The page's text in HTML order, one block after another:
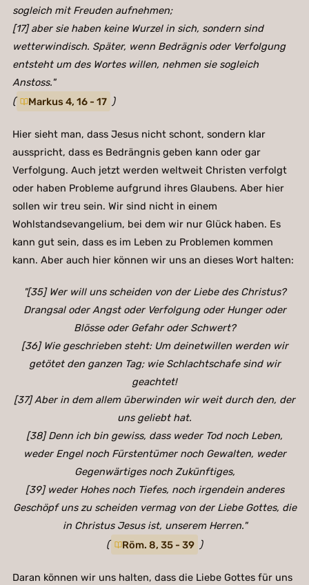
sogleich mit Freuden aufnehmen;
[17] aber sie haben keine Wurzel in sich, sondern sind
wetterwindisch. Später, wenn Bedrägnis oder Verfolgung
entsteht um des Wortes willen, nehmen sie sogleich
Anstoss."
(
Markus 4, 16 - 17 )
Hier sieht man, dass Jesus nicht schont, sondern klar
ausspricht, dass es Bedrängnis geben kann oder gar
Verfolgung. Auch jetzt werden weltweit Christen verfolgt
oder haben Probleme aufgrund ihres Glaubens. Aber hier
sollen wir treu sein. Wir sind nicht in einem
Wohlstandsevangelium, bei dem wir nur Glück haben. Es
kann gut sein, dass es im Leben zu Problemen kommen
kann. Aber auch hier können wir uns an dieses Wort halten:
"[35] Wer will uns scheiden von der Liebe des Christus?
Drangsal oder Angst oder Verfolgung oder Hunger oder
Blösse oder Gefahr oder Schwert?
[36] Wie geschrieben steht: Um deinetwillen werden wir
getötet den ganzen Tag; wie Schlachtschafe sind wir
geachtet!
[37] Aber in dem allem überwinden wir weit durch den, der
uns geliebt hat.
[38] Denn ich bin gewiss, dass weder Tod noch Leben,
weder Engel noch Fürstentümer noch Gewalten, weder
Gegenwärtiges noch Zukünftiges,
[39] weder Hohes noch Tiefes, noch irgendein anderes
Geschöpf uns zu scheiden vermag von der Liebe Gottes, die
in Christus Jesus ist, unserem Herren."
(
Röm. 8, 35 - 39 )
Daran können wir uns halten, dass die Liebe Gottes für uns